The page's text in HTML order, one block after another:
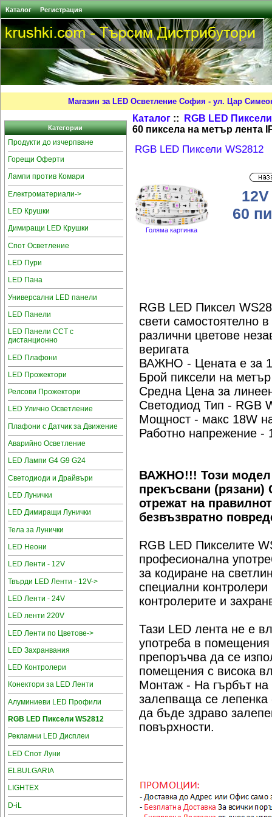
Каталог Регистрация
Магазин за LED Осветление София - ул. Цар
Категории
Продукти до изчерпване
Горещи Оферти
Лампи против Комари
Електроматериали->
LED Крушки
Димиращи LED Крушки
Спот Осветление
LED Пури
LED Пана
Универсални LED панели
LED Панели
LED Панели CCT с
дистанционно
LED Плафони
LED Прожектори
Релсови Прожектори
LED Улично Осветление
Плафони с Датчик за Движение
Аварийно Осветление
LED Лампи G4 G9 G24
Светодиоди и Драйвъри
LED Лунички
LED Димиращи Лунички
Тела за Лунички
LED Неони
LED Ленти - 12V
Твърди LED Ленти - 12V->
LED Ленти - 24V
LED ленти 220V
LED Ленти по Цветове->
LED Захранвания
LED Контролери
Конектори за LED Ленти
Алуминиеви LED Профили
RGB LED Пиксели WS2812
Рекламни LED Дисплеи
LED Спот Луни
ELBULGARIA
LIGHTEX
D-iL
Каталог ::
RGB LED
60 пиксела на метър лента
RGB LED Пиксели WS2812
Голяма картинка
60
RGB LED Пиксел
свети самостоятелно
различни цветове
веригата
ВАЖНО - Цената е за
Брой пиксели на
Средна Цена за
Светодиод Тип - RGB
Мощност - макс 18W
Работно напрежение -
ВАЖНО!!! Този модел
прекъсвани
отрежат на
безвъзвратно
RGB LED Пикселите
професионална
за кодиране на
специални
контролерите и
Тази LED лента не е
употреба в
препоръчва да се
помещения с висока
Монтаж - На гърбът на
залепваща се
да бъде здраво
повърхности.